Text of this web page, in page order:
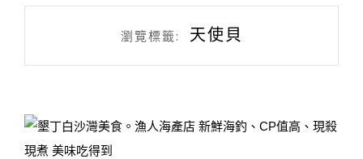
瀏覽標籤: 天使貝